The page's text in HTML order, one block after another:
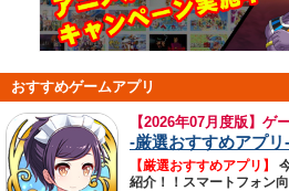
おすすめゲームアプリ
【2026年07月度版】ゲ
-厳選おすすめアプリ-
【厳選おすすめアプリ】
紹介！！スマートフォン